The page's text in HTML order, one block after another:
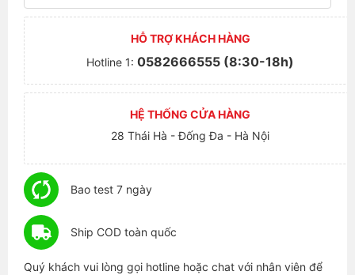
HỖ TRỢ KHÁCH HÀNG
Hotline 1: 0582666555 (8:30-18h)
HỆ THỐNG CỬA HÀNG
28 Thái Hà - Đống Đa - Hà Nội
Bao test 7 ngày
Ship COD toàn quốc
Quý khách vui lòng gọi hotline hoặc chat với nhân viên để